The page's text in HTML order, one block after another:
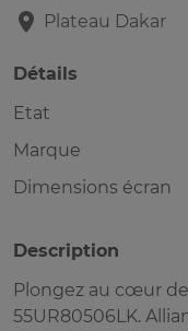
Plateau Dakar
Détails
Etat
Marque
Dimensions écran
Description
Plongez au cœur
55UR80506LK.